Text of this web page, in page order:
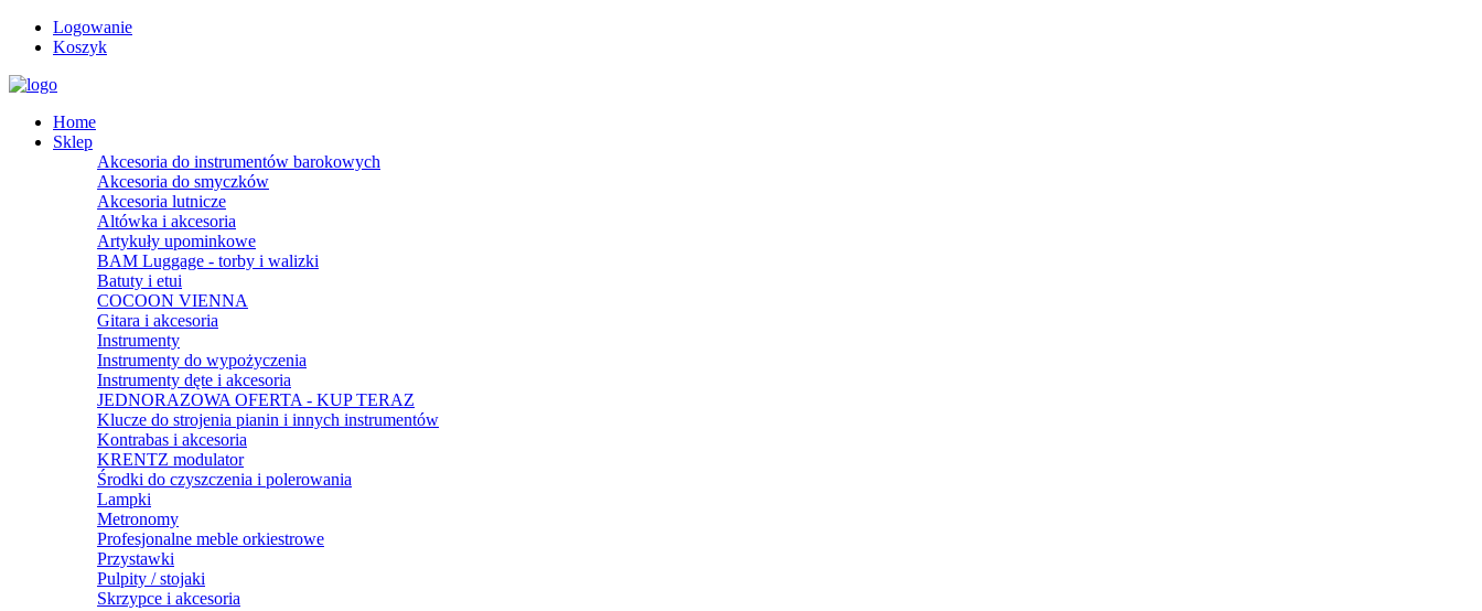
Logowanie
Koszyk
Home
Sklep
Akcesoria do instrumentów barokowych
Akcesoria do smyczków
Akcesoria lutnicze
Altówka i akcesoria
Artykuły upominkowe
BAM Luggage - torby i walizki
Batuty i etui
COCOON VIENNA
Gitara i akcesoria
Instrumenty
Instrumenty do wypożyczenia
Instrumenty dęte i akcesoria
JEDNORAZOWA OFERTA - KUP TERAZ
Klucze do strojenia pianin i innych instrumentów
Kontrabas i akcesoria
KRENTZ modulator
Środki do czyszczenia i polerowania
Lampki
Metronomy
Profesjonalne meble orkiestrowe
Przystawki
Pulpity / stojaki
Skrzypce i akcesoria